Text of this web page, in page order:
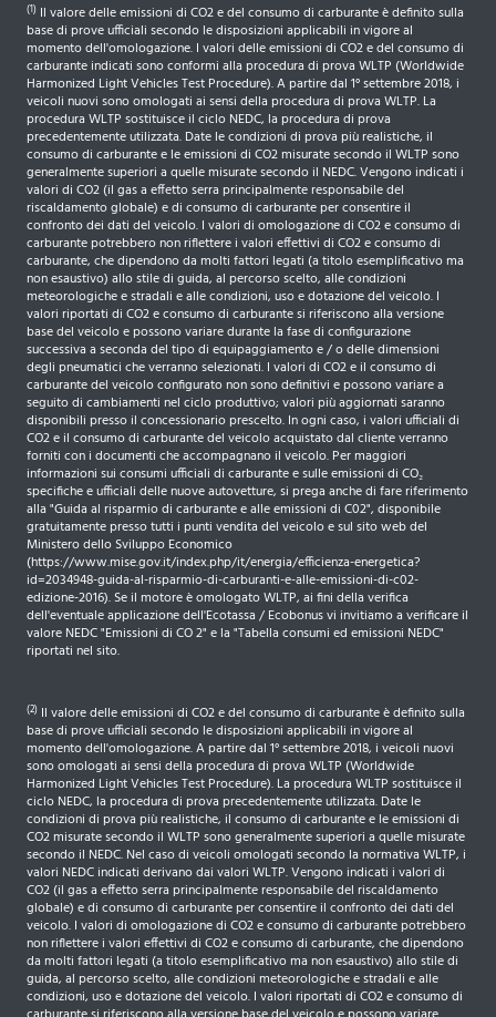
(1) Il valore delle emissioni di CO2 e del consumo di carburante è definito sulla
base di prove ufficiali secondo le disposizioni applicabili in vigore al
momento dell'omologazione. I valori delle emissioni di CO2 e del consumo di
carburante indicati sono conformi alla procedura di prova WLTP (Worldwide
Harmonized Light Vehicles Test Procedure). A partire dal 1° settembre 2018, i
veicoli nuovi sono omologati ai sensi della procedura di prova WLTP. La
procedura WLTP sostituisce il ciclo NEDC, la procedura di prova
precedentemente utilizzata. Date le condizioni di prova più realistiche, il
consumo di carburante e le emissioni di CO2 misurate secondo il WLTP sono
generalmente superiori a quelle misurate secondo il NEDC. Vengono indicati i
valori di CO2 (il gas a effetto serra principalmente responsabile del
riscaldamento globale) e di consumo di carburante per consentire il
confronto dei dati del veicolo. I valori di omologazione di CO2 e consumo di
carburante potrebbero non riflettere i valori effettivi di CO2 e consumo di
carburante, che dipendono da molti fattori legati (a titolo esemplificativo ma
non esaustivo) allo stile di guida, al percorso scelto, alle condizioni
meteorologiche e stradali e alle condizioni, uso e dotazione del veicolo. I
valori riportati di CO2 e consumo di carburante si riferiscono alla versione
base del veicolo e possono variare durante la fase di configurazione
successiva a seconda del tipo di equipaggiamento e / o delle dimensioni
degli pneumatici che verranno selezionati. I valori di CO2 e il consumo di
carburante del veicolo configurato non sono definitivi e possono variare a
seguito di cambiamenti nel ciclo produttivo; valori più aggiornati saranno
disponibili presso il concessionario prescelto. In ogni caso, i valori ufficiali di
CO2 e il consumo di carburante del veicolo acquistato dal cliente verranno
forniti con i documenti che accompagnano il veicolo. Per maggiori
informazioni sui consumi ufficiali di carburante e sulle emissioni di CO₂
specifiche e ufficiali delle nuove autovetture, si prega anche di fare riferimento
alla "Guida al risparmio di carburante e alle emissioni di C02", disponibile
gratuitamente presso tutti i punti vendita del veicolo e sul sito web del
Ministero dello Sviluppo Economico
(https://www.mise.gov.it/index.php/it/energia/efficienza-energetica?
id=2034948-guida-al-risparmio-di-carburanti-e-alle-emissioni-di-c02-
edizione-2016). Se il motore è omologato WLTP, ai fini della verifica
dell'eventuale applicazione dell'Ecotassa / Ecobonus vi invitiamo a verificare il
valore NEDC "Emissioni di CO 2" e la "Tabella consumi ed emissioni NEDC"
riportati nel sito.
(2) Il valore delle emissioni di CO2 e del consumo di carburante è definito sulla
base di prove ufficiali secondo le disposizioni applicabili in vigore al
momento dell'omologazione. A partire dal 1° settembre 2018, i veicoli nuovi
sono omologati ai sensi della procedura di prova WLTP (Worldwide
Harmonized Light Vehicles Test Procedure). La procedura WLTP sostituisce il
ciclo NEDC, la procedura di prova precedentemente utilizzata. Date le
condizioni di prova più realistiche, il consumo di carburante e le emissioni di
CO2 misurate secondo il WLTP sono generalmente superiori a quelle misurate
secondo il NEDC. Nel caso di veicoli omologati secondo la normativa WLTP, i
valori NEDC indicati derivano dai valori WLTP. Vengono indicati i valori di
CO2 (il gas a effetto serra principalmente responsabile del riscaldamento
globale) e di consumo di carburante per consentire il confronto dei dati del
veicolo. I valori di omologazione di CO2 e consumo di carburante potrebbero
non riflettere i valori effettivi di CO2 e consumo di carburante, che dipendono
da molti fattori legati (a titolo esemplificativo ma non esaustivo) allo stile di
guida, al percorso scelto, alle condizioni meteorologiche e stradali e alle
condizioni, uso e dotazione del veicolo. I valori riportati di CO2 e consumo di